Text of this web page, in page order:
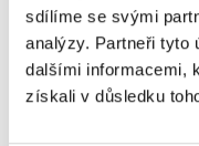
sdílíme se svými
analýzy. Partneři tyto
dalšími informacemi,
získali v důsledku
SI1, SI2, SI3 -
Kazy sú viditeľné pri
výnimočne môžu byť
Diamant prijateľnej